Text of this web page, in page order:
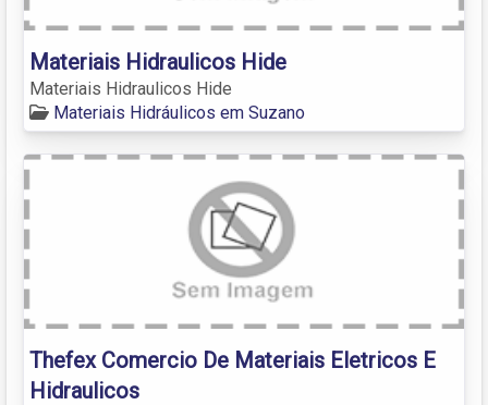
Materiais Hidraulicos Hide
Materiais Hidraulicos Hide
Materiais Hidráulicos em Suzano
Thefex Comercio De Materiais Eletricos E
Hidraulicos